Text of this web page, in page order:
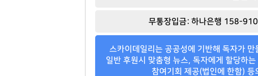
무통장입금: 하나은행 158-
스카이데일리는 공공성에 기반해 독자가
일반 후원시 맞춤형 뉴스, 독자에게 할당하
참여기회 제공(법인에 한함)